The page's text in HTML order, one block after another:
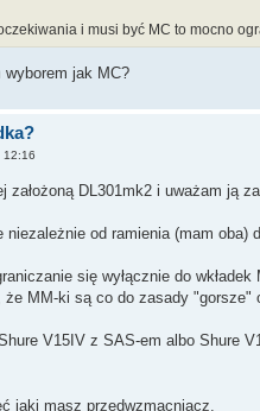
i musi być MC to mocno
wyborem jak MC?
12:16
założoną DL301mk2 i uważam ją
od ramienia (mam oba)
się wyłącznie do
że MM-ki są co do zasady "gorsze"
V15IV z SAS-em albo Shure
jaki masz przedwzmacniacz.